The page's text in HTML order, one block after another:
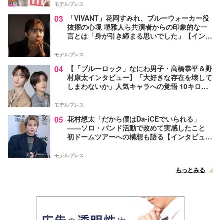
モデルプレス
03
「VIVANT」花岡すみれ、ブルーウォーカー役
抜擢の心境 堺雅人ら共演者からの印象的な一
言とは「身が引き締まる思いでした」【インタ
モデルプレス
04
【「ブルーロック」なにわ男子・高橋恭平＆野
村康太インタビュー】「大好きな存在を壊して
しまわないか」人気キャラへの覚悟 10キロ増
モデルプレス
05 花村想太「だから僕はDa-iCEでいられる」
――ソロ・バンド活動で改めて実感したこと
初ドームツアーへの構想も語る【インタビュ
モデルプレス
もっとみる